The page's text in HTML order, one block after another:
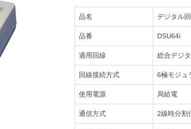
品名 デジタル
品番 DSU64i
適用回線 総合デジ
回線接続方式 6極モジュ
使用電源 局給電
通信方式 2線時分割